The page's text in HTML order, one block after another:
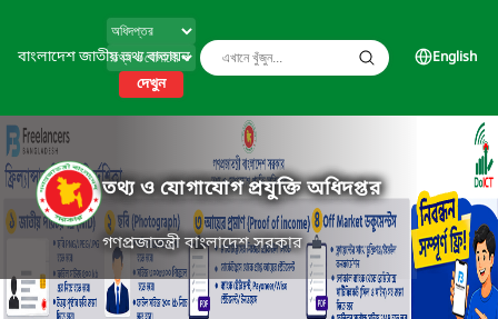
বাংলাদেশ জাতীয় তথ্য বাতায়ন
দেখুন
English
তথ্য ও যোগাযোগ প্রযুক্তি অধিদপ্তর
গণপ্রজাতন্ত্রী বাংলাদেশ সরকার